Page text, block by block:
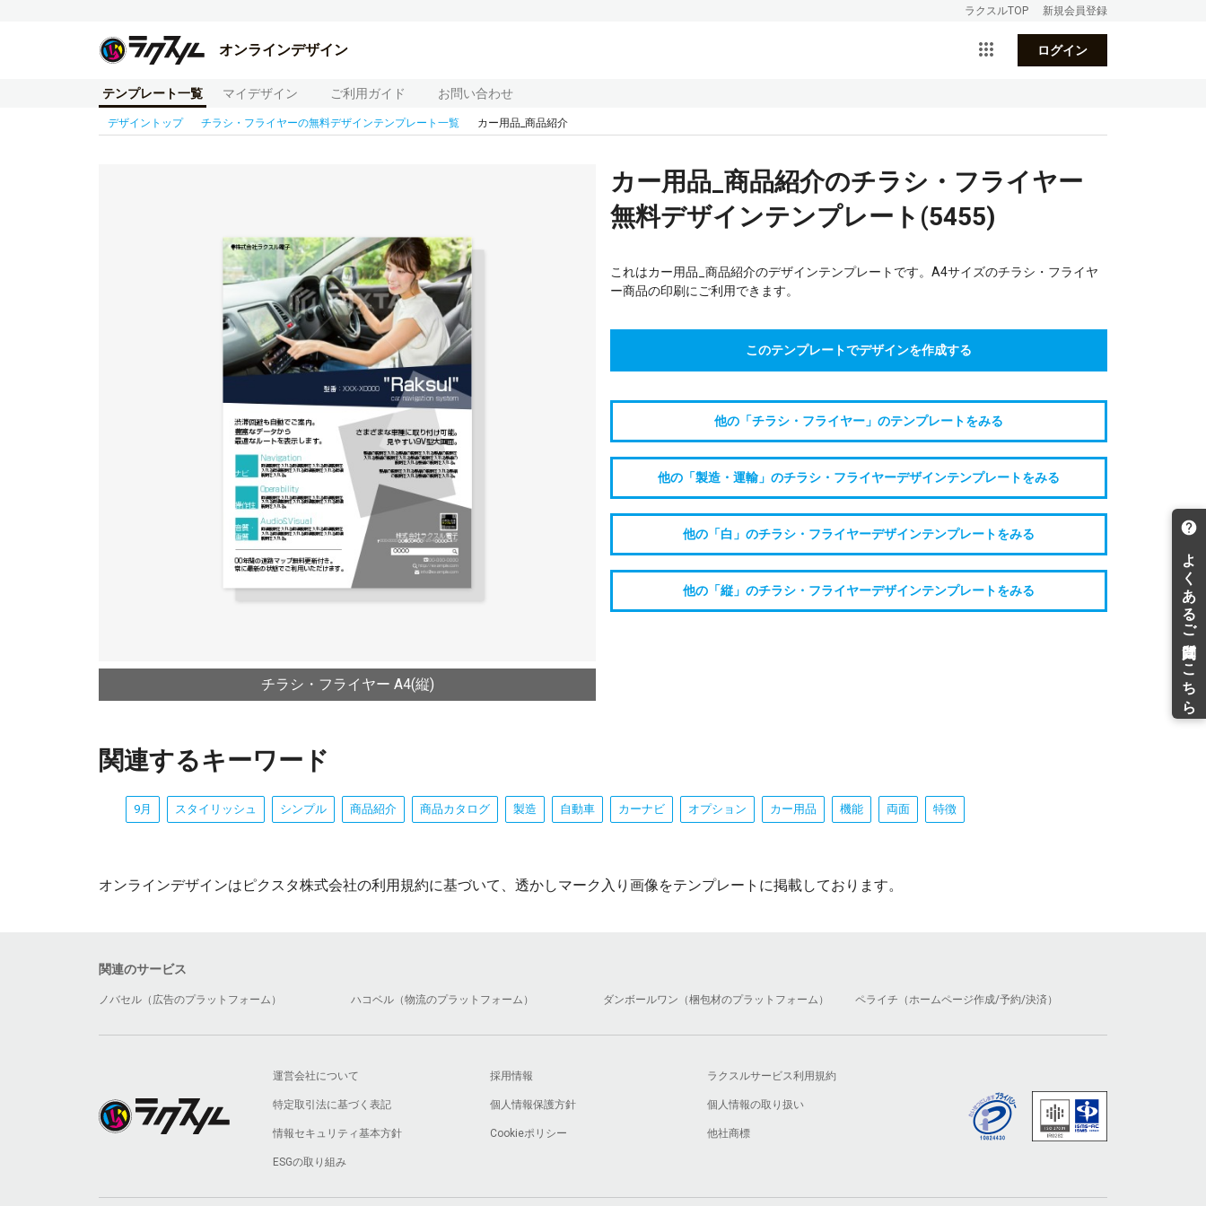
ラクスルTOP 新規会員登録
オンラインデザイン ログイン
テンプレート一覧 マイデザイン ご利用ガイド お問い合わせ
デザイントップ チラシ・フライヤーの無料デザインテンプレート一覧 カー用品_商品紹介
チラシ・フライヤー A4(縦)
カー用品_商品紹介のチラシ・フライヤー
無料デザインテンプレート(5455)
これはカー用品_商品紹介のデザインテンプレートです。A4サイズのチラシ・フライヤ
ー商品の印刷にご利用できます。
このテンプレートでデザインを作成する
他の「チラシ・フライヤー」のテンプレートをみる
他の「製造・運輸」のチラシ・フライヤーデザインテンプレートをみる
他の「白」のチラシ・フライヤーデザインテンプレートをみる
他の「縦」のチラシ・フライヤーデザインテンプレートをみる
関連するキーワード
9月 スタイリッシュ シンプル 商品紹介 商品カタログ 製造 自動車 カーナビ オプション カー用品 機能 両面 特徴
オンラインデザインはピクスタ株式会社の利用規約に基づいて、透かしマーク入り画像をテンプレートに掲載しております。
関連のサービス
ノバセル（広告のプラットフォーム） ハコベル（物流のプラットフォーム） ダンボールワン（梱包材のプラットフォーム） ペライチ（ホームページ作成/予約/決済）
運営会社について 採用情報 ラクスルサービス利用規約
特定取引法に基づく表記 個人情報保護方針 個人情報の取り扱い
情報セキュリティ基本方針 Cookieポリシー 他社商標
ESGの取り組み